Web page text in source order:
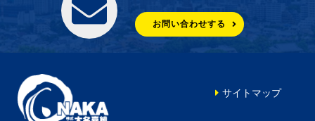
お問い合わせする
サイトマップ